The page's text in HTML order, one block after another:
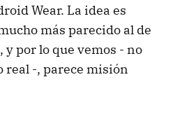
Wear. La idea es
más parecido al de
por lo que vemos - no
real -, parece misión